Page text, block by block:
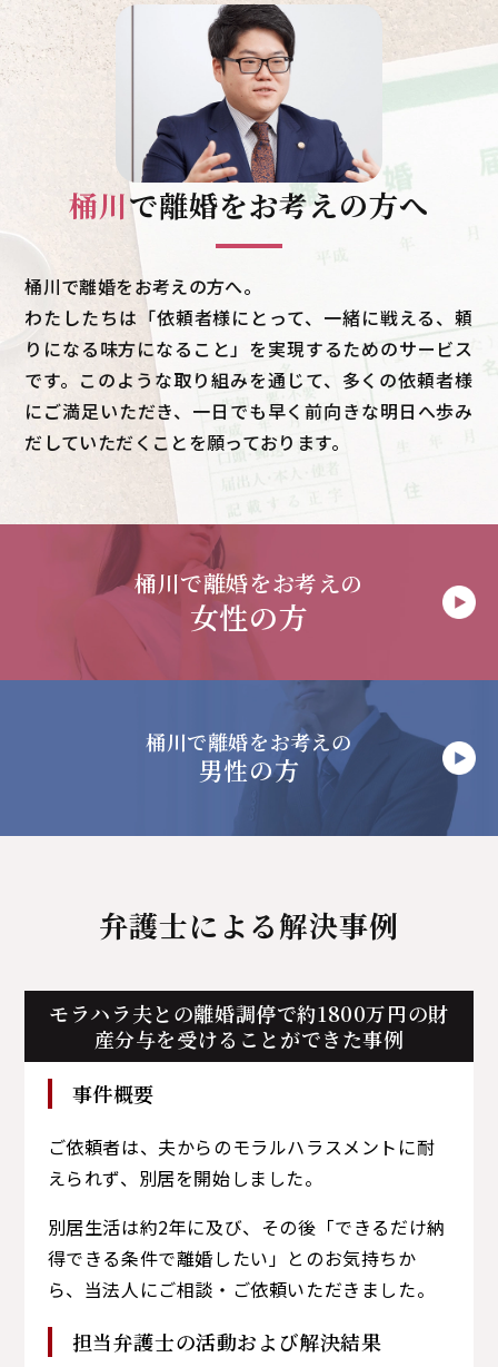
桶川で離婚をお考えの方へ
桶川で離婚をお考えの方へ。
わたしたちは「依頼者様にとって、一緒に戦える、頼
りになる味方になること」を実現するためのサービス
です。このような取り組みを通じて、多くの依頼者様
にご満足いただき、一日でも早く前向きな明日へ歩み
だしていただくことを願っております。
桶川で離婚をお考えの
女性の方
桶川で離婚をお考えの
男性の方
弁護士による解決事例
モラハラ夫との離婚調停で約1800万円の財
産分与を受けることができた事例
事件概要
ご依頼者は、夫からのモラルハラスメントに耐
えられず、別居を開始しました。
別居生活は約2年に及び、その後「できるだけ納
得できる条件で離婚したい」とのお気持ちか
ら、当法人にご相談・ご依頼いただきました。
担当弁護士の活動および解決結果